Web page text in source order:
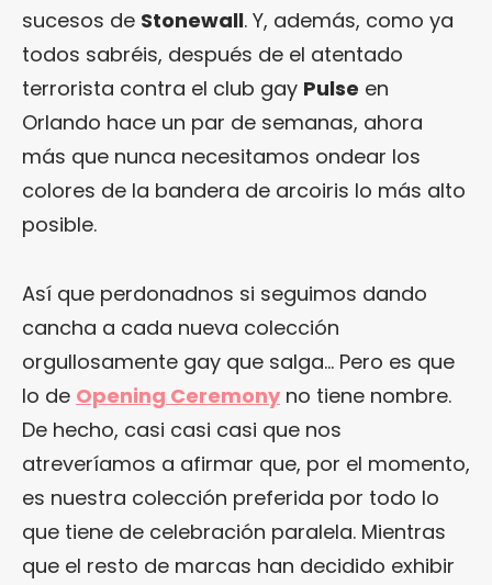
sucesos de Stonewall. Y, además, como ya
todos sabréis, después de el atentado
terrorista contra el club gay Pulse en
Orlando hace un par de semanas, ahora
más que nunca necesitamos ondear los
colores de la bandera de arcoiris lo más alto
posible.
Así que perdonadnos si seguimos dando
cancha a cada nueva colección
orgullosamente gay que salga… Pero es que
lo de Opening Ceremony no tiene nombre.
De hecho, casi casi casi que nos
atreveríamos a afirmar que, por el momento,
es nuestra colección preferida por todo lo
que tiene de celebración paralela. Mientras
que el resto de marcas han decidido exhibir